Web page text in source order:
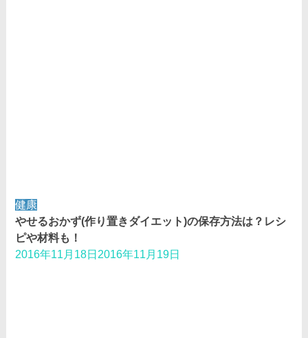
健康
やせるおかず(作り置きダイエット)の保存方法は？レシ
ピや材料も！
2016年11月18日 2016年11月19日